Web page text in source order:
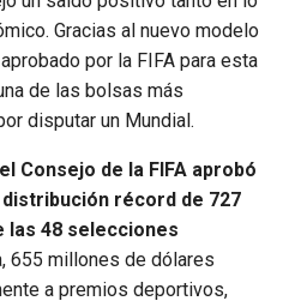
Gracias al nuevo modelo
por la FIFA para esta
de las bolsas más
disputar un Mundial.
el Consejo de la FIFA aprobó
récord de 727
las 48 selecciones
655 millones de dólares
a premios deportivos,